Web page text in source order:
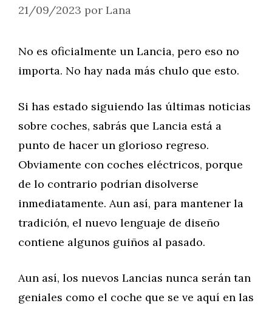
21/09/2023 por Lana
No es oficialmente un Lancia, pero eso no
importa. No hay nada más chulo que esto.
Si has estado siguiendo las últimas noticias
sobre coches, sabrás que Lancia está a
punto de hacer un glorioso regreso.
Obviamente con coches eléctricos, porque
de lo contrario podrían disolverse
inmediatamente. Aun así, para mantener la
tradición, el nuevo lenguaje de diseño
contiene algunos guiños al pasado.
Aun así, los nuevos Lancias nunca serán tan
geniales como el coche que se ve aquí en las